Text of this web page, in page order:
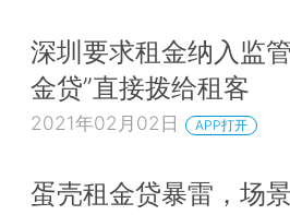
深圳要求租金纳入监
金贷”直接拨给租客
2021年02月02日 APP打开
蛋壳租金贷暴雷，场